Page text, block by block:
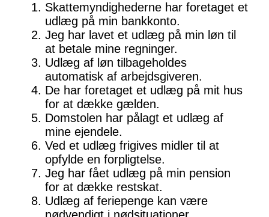
Skattemyndighederne har foretaget et
udlæg på min bankkonto.
Jeg har lavet et udlæg på min løn til
at betale mine regninger.
Udlæg af løn tilbageholdes
automatisk af arbejdsgiveren.
De har foretaget et udlæg på mit hus
for at dække gælden.
Domstolen har pålagt et udlæg af
mine ejendele.
Ved et udlæg frigives midler til at
opfylde en forpligtelse.
Jeg har fået udlæg på min pension
for at dække restskat.
Udlæg af feriepenge kan være